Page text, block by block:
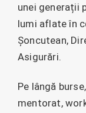
unei generații
lumi aflate în
Șoncutean,
Asigurări.
Pe lângă
mentorat,